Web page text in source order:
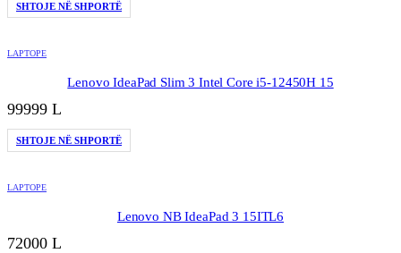
SHTOJE NË SHPORTË
LAPTOPE
Lenovo IdeaPad Slim 3 Intel Core i5-12450H 15
99999 L
SHTOJE NË SHPORTË
LAPTOPE
Lenovo NB IdeaPad 3 15ITL6
72000 L